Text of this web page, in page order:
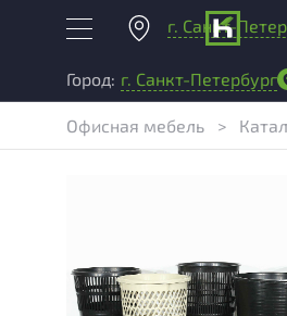
г. Санкт-
Город: г. Санкт-Петербург
Офисная мебель >